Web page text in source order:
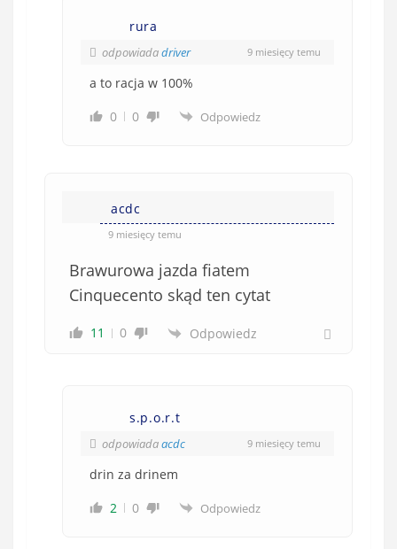
rura
odpowiadadriver 9 miesięcy temu
a to racja w 100%
0
0 Odpowiedz
acdc
9 miesięcy temu
Brawurowa jazda fiatem
Cinquecento skąd ten cytat
11 0 Odpowiedz
s.p.o.r.t
odpowiadaacdc 9 miesięcy temu
drin za drinem
2
0 Odpowiedz